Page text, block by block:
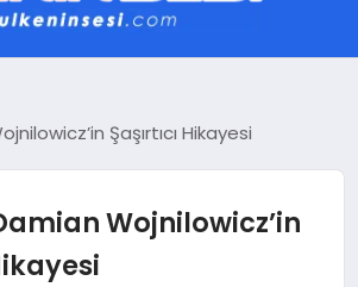
Şaşırtıcı Hikayesi
Damian Wojnilowicz’in